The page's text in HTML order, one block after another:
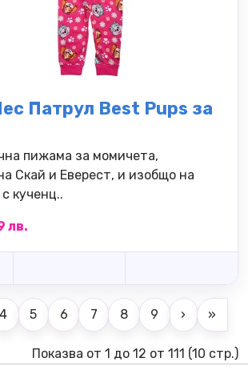
Патрул Best Pups за
пижама за момичета,
Скай и Еверест, и изобщо на
кученц..
лв.
4 5 6 7 8 9 › »
Показва от 1 до 12 от 111 (10 стр.)